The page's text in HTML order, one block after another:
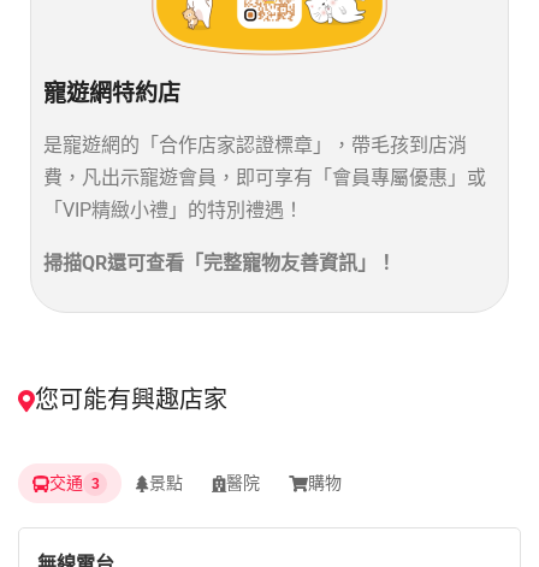
寵遊網特約店
是寵遊網的「合作店家認證標章」， 帶毛孩到店消
費 ，凡出示寵遊會員，即可享有 「 會員專屬優惠」或
「VIP精緻小禮」的特別禮遇！
掃描QR還可查看「完整寵物友善資訊」！
您可能有興趣店家
交通 3 景點 醫院 購物